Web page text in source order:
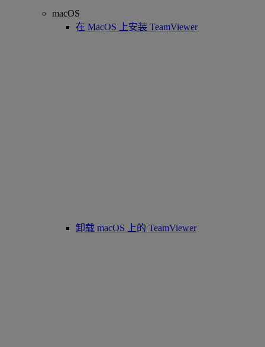
macOS
在 MacOS 上安装 TeamViewer
卸载 macOS 上的 TeamViewer